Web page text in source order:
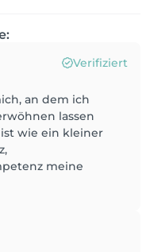
Verifiziert
an dem ich
lassen
wie ein kleiner
meine